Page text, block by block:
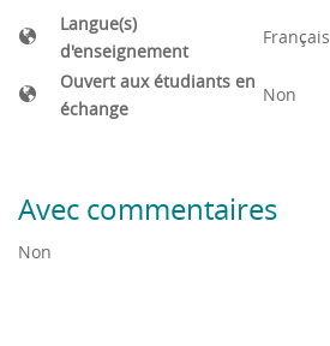
Langue(s)
d'enseignement
Français
Ouvert aux étudiants en
échange
Non
Avec commentaires
Non